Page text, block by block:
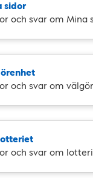
sidor
och svar om Mina
och svar om
och svar om